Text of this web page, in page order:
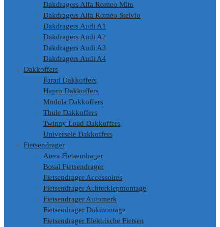
Dakdragers Alfa Romeo Mito
Dakdragers Alfa Romeo Stelvio
Dakdragers Audi A1
Dakdragers Audi A2
Dakdragers Audi A3
Dakdragers Audi A4
Dakkoffers
Farad Dakkoffers
Hapro Dakkoffers
Modula Dakkoffers
Thule Dakkoffers
Twinny Load Dakkoffers
Universele Dakkoffers
Fietsendrager
Atera Fietsendrager
Bosal Fietsendrager
Fietsendrager Accessoires
Fietsendrager Achterklepmontage
Fietsendrager Automerk
Fietsendrager Dakmontage
Fietsendrager Elektrische Fietsen